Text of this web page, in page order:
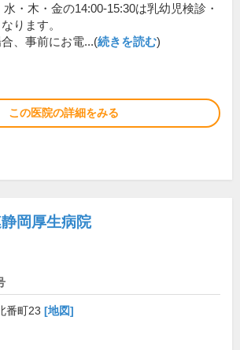
・木・金の14:00-15:30は乳幼児検診・
ります。
、事前にお電...(続きを読む)
この医院の詳細をみる
岡厚生病院
番町23 [地図]